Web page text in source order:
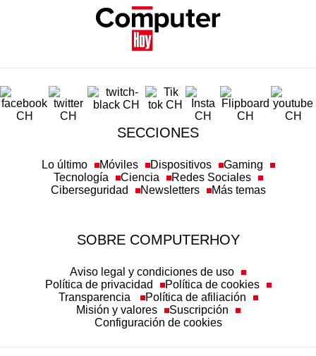
SECCIONES
Lo último Móviles Dispositivos
Gaming
Tecnología
Ciencia
Redes Sociales
Ciberseguridad
Newsletters Más temas
SOBRE COMPUTERHOY
Aviso legal y condiciones de uso
Política de privacidad
Política de cookies
Transparencia
Política de afiliación
Misión y valores
Suscripción
Configuración de cookies